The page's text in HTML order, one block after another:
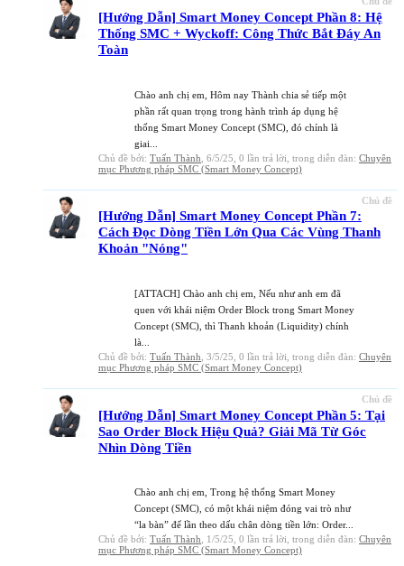
[Hướng Dẫn] Smart Money Concept Phần 8: Hệ
Thống SMC + Wyckoff: Công Thức Bắt Đáy An
Toàn
Chào anh chị em, Hôm nay Thành chia sẻ tiếp một
phần rất quan trọng trong hành trình áp dụng hệ
thống Smart Money Concept (SMC), đó chính là
giai...
Chủ đề bởi: Tuấn Thành 6/5/25 , 0 lần trả lời, trong diễn đàn: Chuyên
mục Phương pháp SMC (Smart Money Concept)
Chủ đề
[Hướng Dẫn] Smart Money Concept Phần 7:
Cách Đọc Dòng Tiền Lớn Qua Các Vùng Thanh
Khoản "Nóng"
[ATTACH] Chào anh chị em, Nếu như anh em đã
quen với khái niệm Order Block trong Smart Money
Concept (SMC), thì Thanh khoản (Liquidity) chính
là...
Chủ đề bởi: Tuấn Thành 3/5/25 , 0 lần trả lời, trong diễn đàn: Chuyên
mục Phương pháp SMC (Smart Money Concept)
Chủ đề
[Hướng Dẫn] Smart Money Concept Phần 5: Tại
Sao Order Block Hiệu Quả? Giải Mã Từ Góc
Nhìn Dòng Tiền
Chào anh chị em, Trong hệ thống Smart Money
Concept (SMC), có một khái niệm đóng vai trò như
“la bàn” để lần theo dấu chân dòng tiền lớn: Order...
Chủ đề bởi: Tuấn Thành 1/5/25 , 0 lần trả lời, trong diễn đàn: Chuyên
mục Phương pháp SMC (Smart Money Concept)